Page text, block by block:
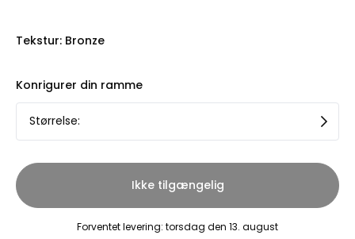
Tekstur: Bronze
Konrigurer din ramme
Størrelse:
Ikke tilgængelig
Forventet levering: torsdag den 13. august